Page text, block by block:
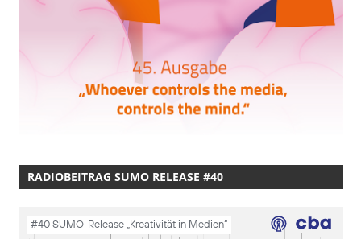
RADIOBEITRAG SUMO RELEASE #40